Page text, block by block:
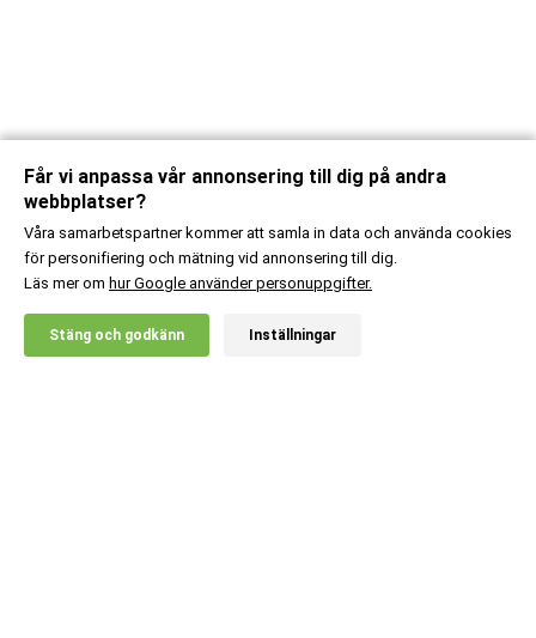
20% RABATT!
X
Får vi anpassa vår annonsering till dig på andra
webbplatser?
Våra samarbetspartner kommer att samla in data och använda cookies
för personifiering och mätning vid annonsering till dig.
Läs mer om hur Google använder personuppgifter.
Stäng och godkänn Inställningar